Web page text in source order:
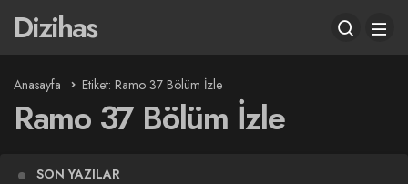
Dizihas
Anasayfa Etiket: Ramo 37 Bölüm İzle
Ramo 37 Bölüm İzle
SON YAZILAR